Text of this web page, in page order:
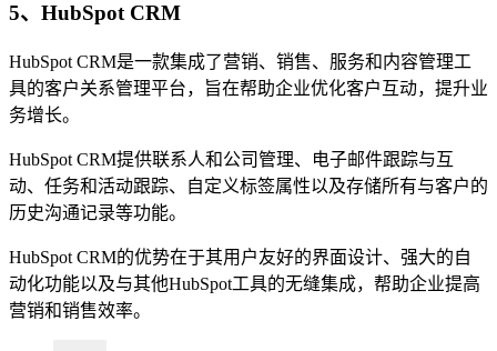
5、HubSpot CRM
HubSpot CRM是一款集成了营销、销售、服务和内容管理工
具的客户关系管理平台，旨在帮助企业优化客户互动，提升业
务增长。
HubSpot CRM提供联系人和公司管理、电子邮件跟踪与互
动、任务和活动跟踪、自定义标签属性以及存储所有与客户的
历史沟通记录等功能。
HubSpot CRM的优势在于其用户友好的界面设计、强大的自
动化功能以及与其他HubSpot工具的无缝集成，帮助企业提高
营销和销售效率。